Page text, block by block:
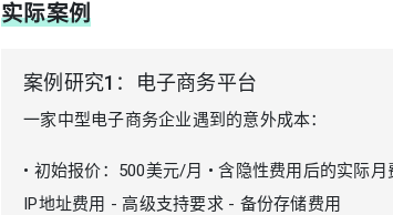
实际案例
案例研究1：电子商务平台
一家中型电子商务企业遇到的意外成本：
• 初始报价：500美元/月 • 含隐性费用后的实际
IP地址费用 - 高级支持要求 - 备份存储费用